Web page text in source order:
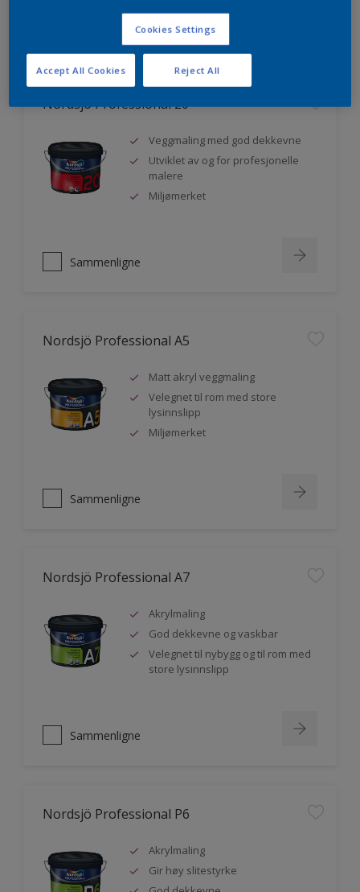
Sammenligne
Nordsjö Professional 20
Veggmaling med god dekkevne
Utviklet av og for profesjonelle
malere
Miljømerket
Sammenligne
Nordsjö Professional A5
Matt akryl veggmaling
Velegnet til rom med store
lysinnslipp
Miljømerket
Sammenligne
Nordsjö Professional A7
Akrylmaling
God dekkevne og vaskbar
Velegnet til nybygg og til rom med
store lysinnslipp
Sammenligne
Nordsjö Professional P6
Akrylmaling
Gir høy slitestyrke
Cookies Settings
Reject All
Accept All Cookies